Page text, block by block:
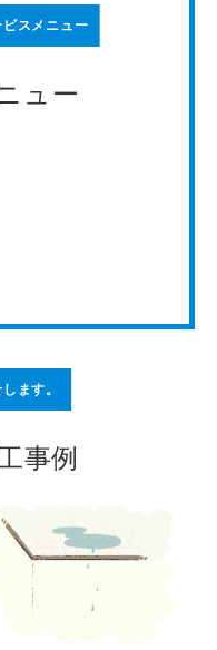
スメニュー
ュー
ます。
事例